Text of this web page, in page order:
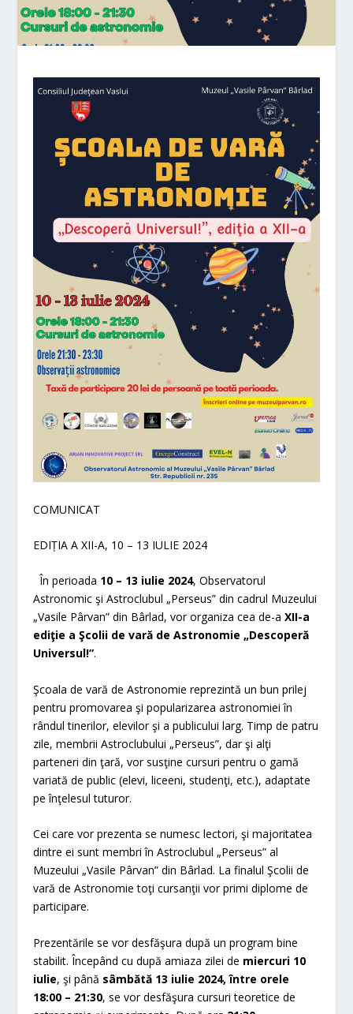
COMUNICAT
EDIŢIA A XII-A, 10 – 13 IULIE 2024
În perioada 10 – 13 iulie 2024, Observatorul
Astronomic şi Astroclubul „Perseus” din cadrul Muzeului
„Vasile Pârvan” din Bârlad, vor organiza cea de-aXII-a
ediţie a Şcolii de vară de Astronomie „Descoperă
Universul!”.
Şcoala de vară de Astronomie reprezintă un bun prilej
pentru promovarea şi popularizarea astronomiei în
rândul tinerilor, elevilor şi a publicului larg. Timp de patru
zile, membrii Astroclubului „Perseus”, dar şi alţi
parteneri din ţară, vor susţine cursuri pentru o gamă
variată de public (elevi, liceeni, studenţi, etc.), adaptate
pe înţelesul tuturor.
Cei care vor prezenta se numesc lectori, şi majoritatea
dintre ei sunt membri în Astroclubul „Perseus” al
Muzeului „Vasile Pârvan” din Bârlad. La finalul Şcolii de
vară de Astronomie toţi cursanţii vor primi diplome de
participare.
Prezentările se vor desfăşura după un program bine
stabilit. Începând cu după amiaza zilei de miercuri 10
iulie, şi până sâmbătă 13 iulie 2024, între orele
18:00 – 21:30, se vor desfăşura cursuri teoretice de